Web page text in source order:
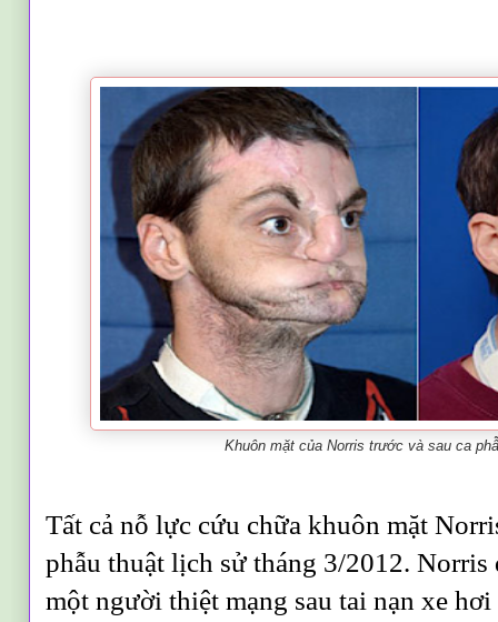
Khuôn mặt của Norris trước và sau ca
Tất cả nỗ lực cứu chữa khuôn mặt
phẫu thuật lịch sử tháng 3/2012. Norris
một người thiệt mạng sau tai nạn xe